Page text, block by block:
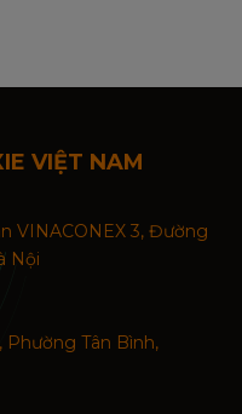
VIỆT NAM
VINACONEX 3, Đường
Nội
Phường Tân Bình,